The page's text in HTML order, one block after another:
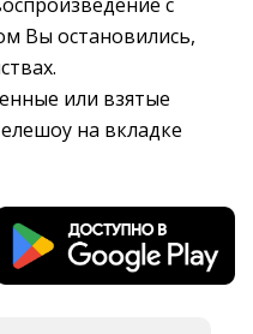
Вы остановились,
или взятые
на вкладке